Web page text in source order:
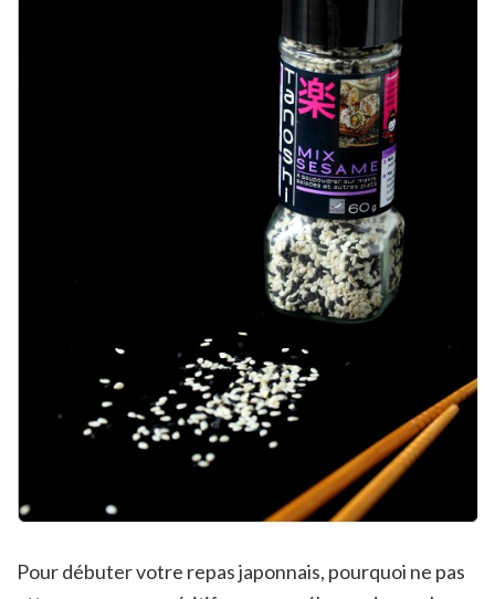
Pour débuter votre repas japonnais, pourquoi ne pas